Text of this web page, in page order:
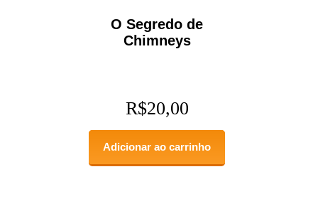
O Segredo de
Chimneys
R$20,00
Adicionar ao carrinho